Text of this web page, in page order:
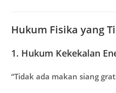
Hukum Fisika yang
1. Hukum Kekekalan
“Tidak ada makan siang